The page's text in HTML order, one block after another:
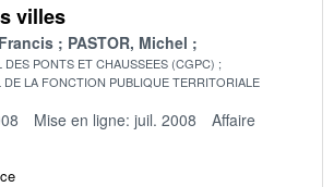
villes
PASTOR, Michel
PONTS ET CHAUSSEES (CGPC)
DE LA FONCTION PUBLIQUE TERRITORIALE
Mise en ligne: juil. 2008
Affaire